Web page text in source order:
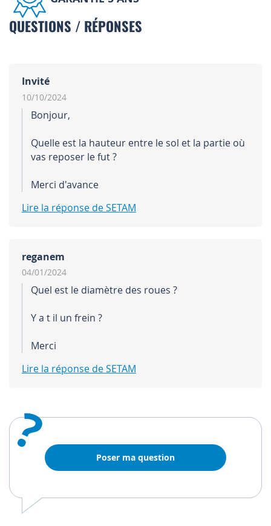
QUESTIONS / RÉPONSES
Invité
10/10/2024
Bonjour,
Quelle est la hauteur entre le sol et la partie où
vas reposer le fut ?
Merci d'avance
Lire la réponse de SETAM
reganem
04/01/2024
Quel est le diamètre des roues ?
Y a t il un frein ?
Merci
Lire la réponse de SETAM
? Poser ma question